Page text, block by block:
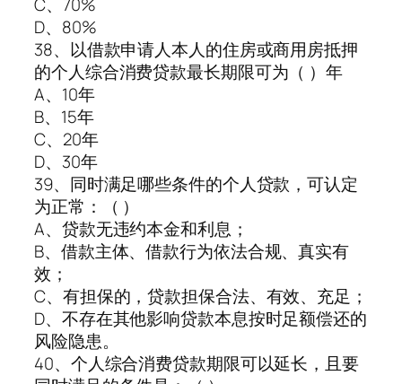
D、80%
38、以借款申请人本人的住房或商用房抵押
的个人综合消费贷款最长期限可为（ ）年
A、10年
B、15年
C、20年
D、30年
39、同时满足哪些条件的个人贷款，可认定
为正常：（ ）
A、贷款无违约本金和利息；
B、借款主体、借款行为依法合规、真实有
效；
C、有担保的，贷款担保合法、有效、充足；
D、不存在其他影响贷款本息按时足额偿还的
风险隐患。
40、个人综合消费贷款期限可以延长，且要